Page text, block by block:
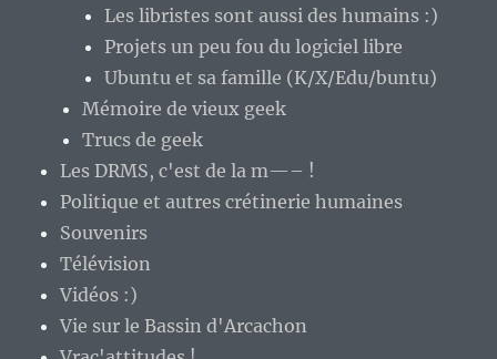
Les libristes sont aussi des humains :)
Projets un peu fou du logiciel libre
Ubuntu et sa famille (K/X/Edu/buntu)
Mémoire de vieux geek
Trucs de geek
Les DRMS, c'est de la m—– !
Politique et autres crétinerie humaines
Souvenirs
Télévision
Vidéos :)
Vie sur le Bassin d'Arcachon